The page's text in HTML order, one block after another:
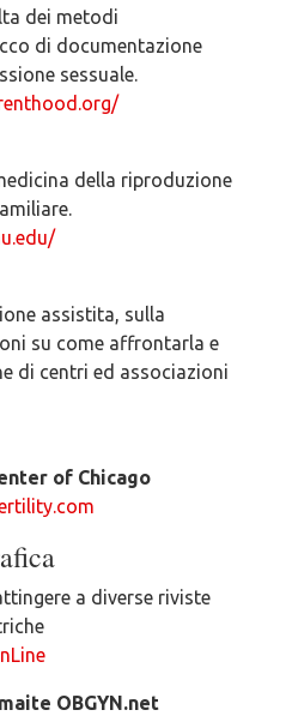
dei metodi
di documentazione
sessuale.
della riproduzione
assistita, sulla
su come affrontarla e
di centri ed associazioni
of Chicago
a diverse riviste
OBGYN.net